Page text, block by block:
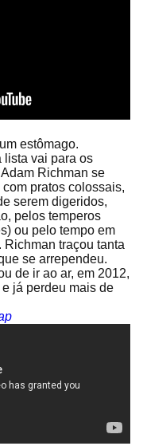
estômago.
lista vai para os
Richman se
pratos colossais,
serem digeridos,
pelos temperos
ou pelo tempo em
Richman traçou tanta
se arrependeu.
de ir ao ar, em 2012,
já perdeu mais de